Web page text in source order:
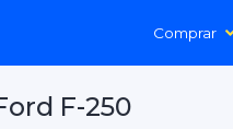
Comprar
F-250